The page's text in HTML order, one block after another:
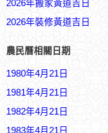
2026年搬家黃道吉日
2026年裝修黃道吉日
農民曆相關日期
1980年4月21日
1981年4月21日
1982年4月21日
1983年4月21日